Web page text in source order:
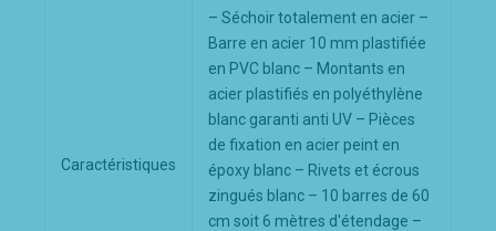
Caractéristiques
– Séchoir totalement en acier –
Barre en acier 10 mm plastifiée
en PVC blanc – Montants en
acier plastifiés en polyéthylène
blanc garanti anti UV – Pièces
de fixation en acier peint en
époxy blanc – Rivets et écrous
zingués blanc – 10 barres de 60
cm soit 6 mètres d'étendage –